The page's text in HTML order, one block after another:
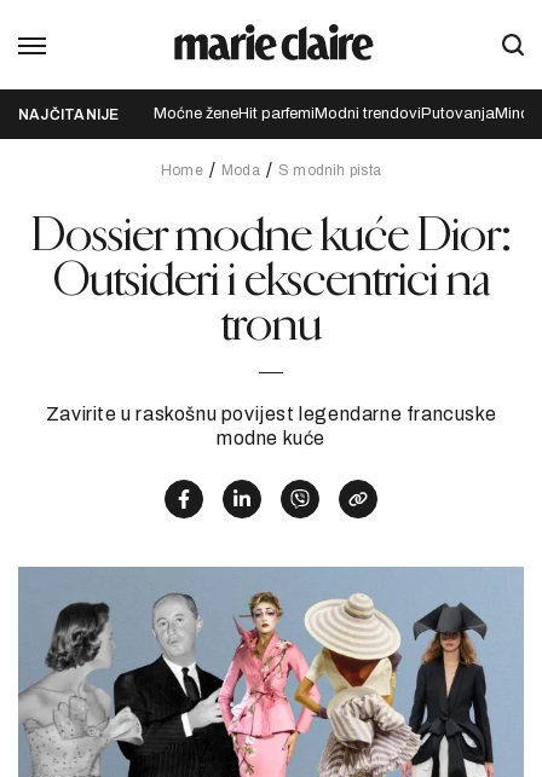
NAJČITANIJE Moćne ženeHit parfemi Modni trendovi Putovanja
Home Moda S modnih pista
Dossier modne kuće Dior:
Outsideri i ekscentrici na
tronu
Zavirite u raskošnu povijest legendarne francuske
modne kuće